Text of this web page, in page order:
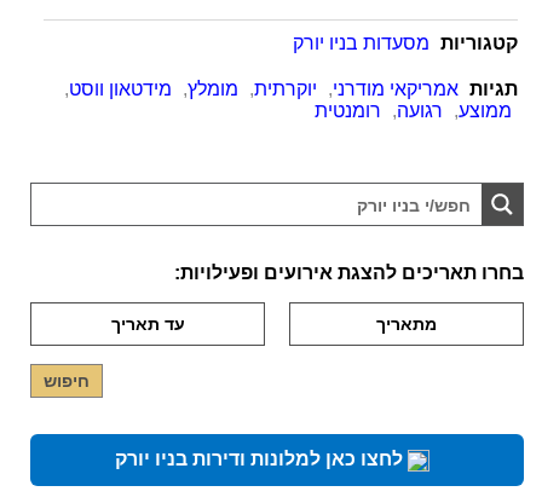
קטגוריות מסעדות בניו יורק
תגיות אמריקאי מודרני, יוקרתית, מומלץ, מידטאון ווסט,
ממוצע, רגועה, רומנטית
בחרו תאריכים להצגת אירועים ופעילויות:
לחצו כאן למלונות ודירות בניו יורק